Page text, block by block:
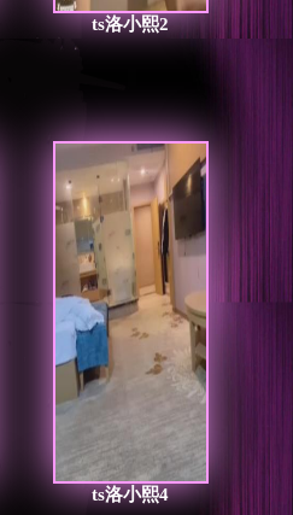
ts洛小熙2
ts洛小熙4